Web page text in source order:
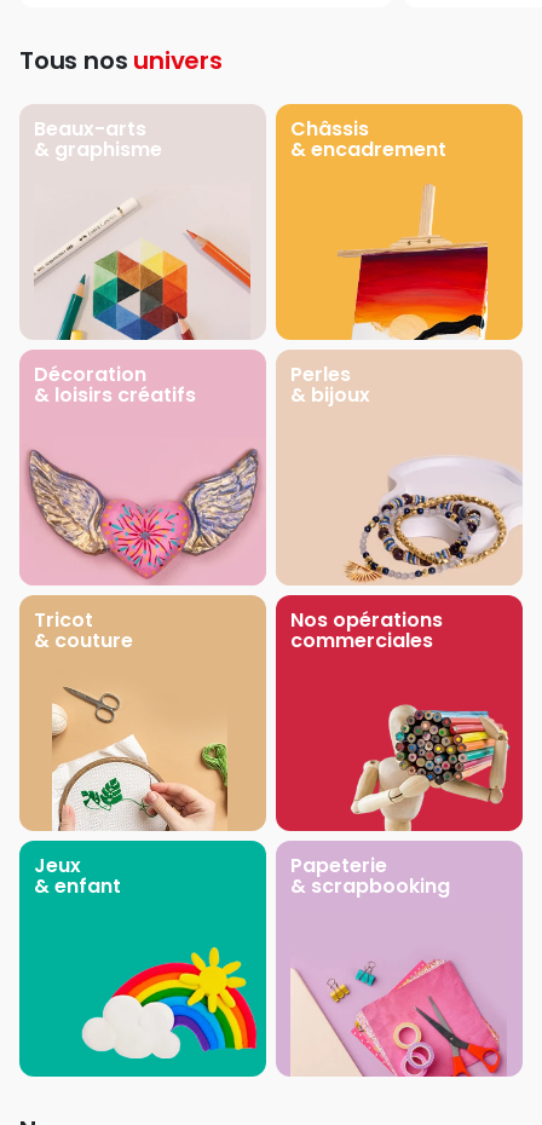
Tous nos univers
Beaux-arts
& graphisme
Châssis
& encadrement
Décoration
& loisirs créatifs
Perles
& bijoux
Tricot
& couture
Nos opérations
commerciales
Jeux
& enfant
Papeterie
& scrapbooking